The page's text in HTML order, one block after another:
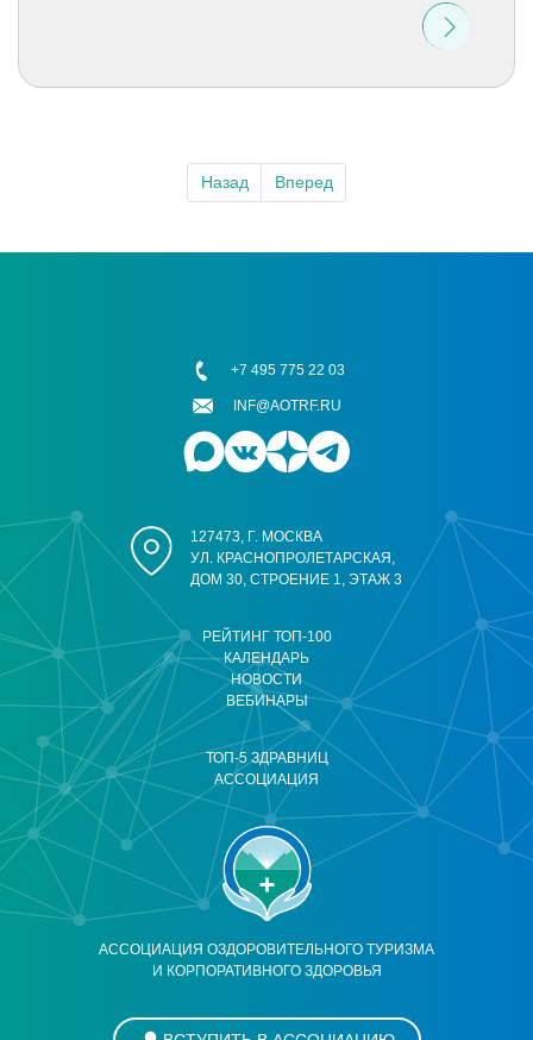
Назад Вперед
АССОЦИАЦИЯ ОЗДОРОВИТЕЛЬНОГО ТУРИЗМА
И КОРПОРАТИВНОГО ЗДОРОВЬЯ
РЕЙТИНГ ТОП-100
КАЛЕНДАРЬ
НОВОСТИ
ВЕБИНАРЫ
ТОП-5 ЗДРАВНИЦ
АССОЦИАЦИЯ
127473, Г. МОСКВА
УЛ. КРАСНОПРОЛЕТАРСКАЯ,
ДОМ 30, СТРОЕНИЕ 1, ЭТАЖ 3
+7 495 775 22 03
INF@AOTRF.RU